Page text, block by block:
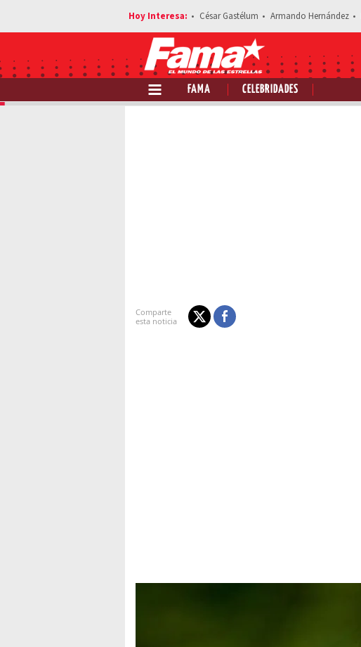
César Gastélum Armando Hernández
FAMA CELEBRIDADES